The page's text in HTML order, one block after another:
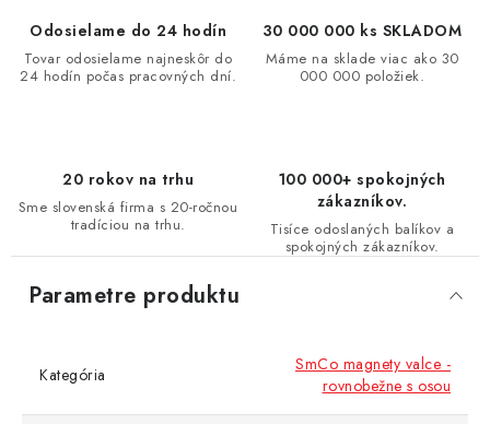
Odosielame do 24 hodín
Tovar odosielame najneskôr do
24 hodín počas pracovných dní.
30 000 000 ks SKLADOM
Máme na sklade viac ako 30
000 000 položiek.
20 rokov na trhu
Sme slovenská firma s 20-ročnou
tradíciou na trhu.
100 000+ spokojných
zákazníkov.
Tisíce odoslaných balíkov a
spokojných zákazníkov.
Parametre produktu
Kategória
SmCo magnety valce -
rovnobežne s osou